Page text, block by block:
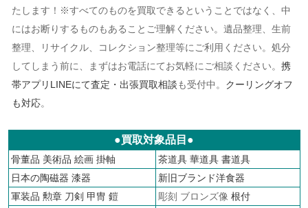
たします！※すべてのものを買取できるということではなく、中
にはお断りするものもあることご理解ください。遺品整理、生前
整理、リサイクル、コレクション整理等にご利用ください。処分
してしまう前に、まずはお電話にてお気軽にご相談ください。 携
帯アプリLINEにて査定・出張買取相談も受付中。 クーリングオフ
も対応。
●買取対象品目●
骨董品 美術品 絵画 掛軸 茶道具 華道具 書道具
日本の陶磁器 漆器
新旧ブランド洋食器
軍装品 勲章 刀剣 甲冑 鎧 彫刻 ブロンズ像 根付